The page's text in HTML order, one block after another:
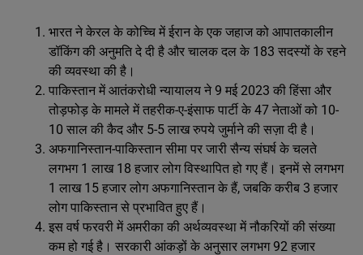
भारत ने केरल के कोच्चि में ईरान के एक जहाज को आपातकालीन
डॉकिंग की अनुमति दे दी है और चालक दल के 183 सदस्यों के रहने
की व्यवस्था की है।
पाकिस्तान में आतंकरोधी न्यायालय ने 9 मई 2023 की हिंसा और
तोड़फोड़ के मामले में तहरीक-ए-इंसाफ पार्टी के 47 नेताओं को 10-
10 साल की कैद और 5-5 लाख रुपये जुर्माने की सज़ा दी है।
अफगानिस्तान-पाकिस्तान सीमा पर जारी सैन्य संघर्ष के चलते
लगभग 1 लाख 18 हजार लोग विस्थापित हो गए हैं। इनमें से लगभग
1 लाख 15 हजार लोग अफगानिस्तान के हैं, जबकि करीब 3 हजार
लोग पाकिस्तान से प्रभावित हुए हैं।
इस वर्ष फरवरी में अमरीका की अर्थव्यवस्था में नौकरियों की संख्या
कम हो गई है। सरकारी आंकड़ों के अनुसार लगभग 92 हजार